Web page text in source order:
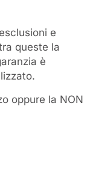
e
queste la
è
oppure la NON